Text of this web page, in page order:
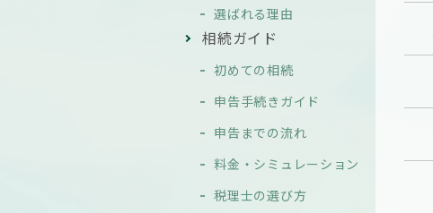
選ばれる理由
相続ガイド
初めての相続
申告手続きガイド
申告までの流れ
料金・シミュレーション
税理士の選び方